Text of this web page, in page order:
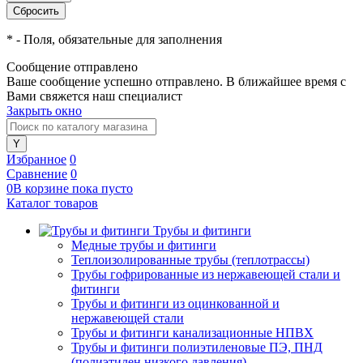
* - Поля, обязательные для заполнения
Сообщение отправлено
Ваше сообщение успешно отправлено. В ближайшее время с
Вами свяжется наш специалист
Закрыть окно
Избранное 0
Сравнение 0
0В корзине пока пусто
Каталог товаров
Трубы и фитинги
Медные трубы и фитинги
Теплоизолированные трубы (теплотрассы)
Трубы гофрированные из нержавеющей стали и
фитинги
Трубы и фитинги из оцинкованной и
нержавеющей стали
Трубы и фитинги канализационные НПВХ
Трубы и фитинги полиэтиленовые ПЭ, ПНД